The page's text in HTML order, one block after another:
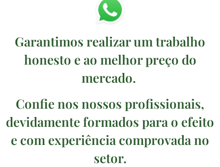
Garantimos realizar um trabalho
honesto e ao melhor preço do
mercado.
Confie nos nossos profissionais,
devidamente formados para o efeito
e com experiência comprovada no
setor.